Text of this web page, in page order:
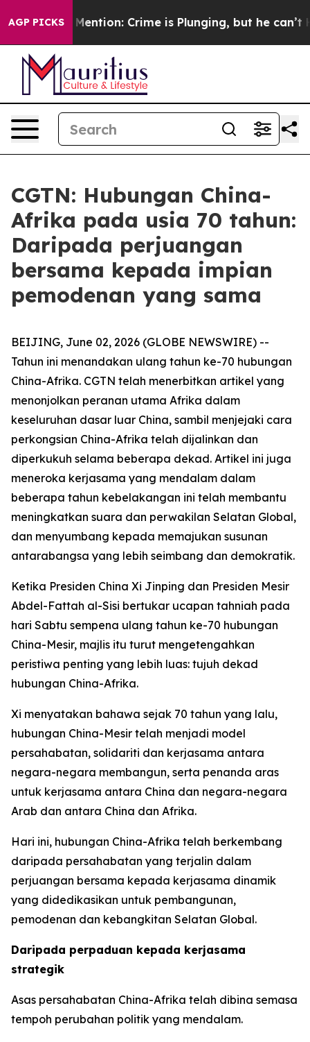
AGP PICKSMention: Crime is Plunging, but he can’t
CGTN: Hubungan China-
Afrika pada usia 70 tahun:
Daripada perjuangan
bersama kepada impian
pemodenan yang sama
BEIJING, June 02, 2026 (GLOBE NEWSWIRE) --
Tahun ini menandakan ulang tahun ke-70 hubungan
China-Afrika. CGTN telah menerbitkan artikel yang
menonjolkan peranan utama Afrika dalam
keseluruhan dasar luar China, sambil menjejaki cara
perkongsian China-Afrika telah dijalinkan dan
diperkukuh selama beberapa dekad. Artikel ini juga
meneroka kerjasama yang mendalam dalam
beberapa tahun kebelakangan ini telah membantu
meningkatkan suara dan perwakilan Selatan Global,
dan menyumbang kepada memajukan susunan
antarabangsa yang lebih seimbang dan demokratik.
Ketika Presiden China Xi Jinping dan Presiden Mesir
Abdel-Fattah al-Sisi bertukar ucapan tahniah pada
hari Sabtu sempena ulang tahun ke-70 hubungan
China-Mesir, majlis itu turut mengetengahkan
peristiwa penting yang lebih luas: tujuh dekad
hubungan China-Afrika.
Xi menyatakan bahawa sejak 70 tahun yang lalu,
hubungan China-Mesir telah menjadi model
persahabatan, solidariti dan kerjasama antara
negara-negara membangun, serta penanda aras
untuk kerjasama antara China dan negara-negara
Arab dan antara China dan Afrika.
Hari ini, hubungan China-Afrika telah berkembang
daripada persahabatan yang terjalin dalam
perjuangan bersama kepada kerjasama dinamik
yang didedikasikan untuk pembangunan,
pemodenan dan kebangkitan Selatan Global.
Daripada perpaduan kepada kerjasama
strategik
Asas persahabatan China-Afrika telah dibina semasa
tempoh perubahan politik yang mendalam.